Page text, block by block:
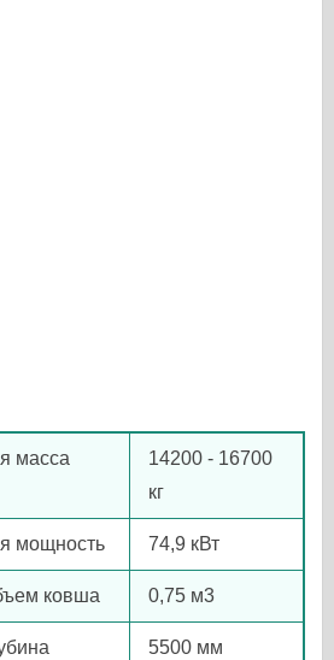
масса
14200 - 16700
кг
мощность 74,9 кВт
ковша 0,75 м3
5500 мм